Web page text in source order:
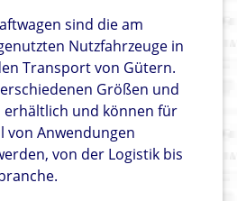
sind die am
Nutzfahrzeuge in
Transport von Gütern.
Größen und
erhältlich und können für
von Anwendungen
von der Logistik bis